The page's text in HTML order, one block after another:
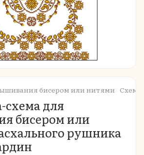
бисером или нитями
схема для
бисером или
рушника